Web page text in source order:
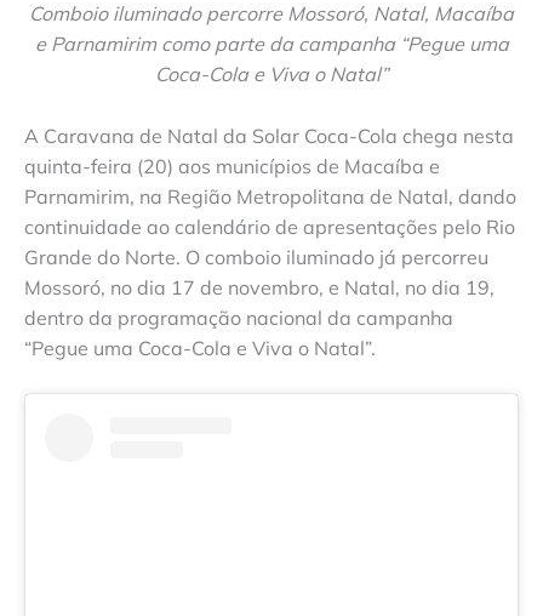
Comboio iluminado percorre Mossoró, Natal, Macaíba
e Parnamirim como parte da campanha “Pegue uma
Coca-Cola e Viva o Natal”
A Caravana de Natal da Solar Coca-Cola chega nesta
quinta-feira (20) aos municípios de Macaíba e
Parnamirim, na Região Metropolitana de Natal, dando
continuidade ao calendário de apresentações pelo Rio
Grande do Norte. O comboio iluminado já percorreu
Mossoró, no dia 17 de novembro, e Natal, no dia 19,
dentro da programação nacional da campanha
“Pegue uma Coca-Cola e Viva o Natal”.